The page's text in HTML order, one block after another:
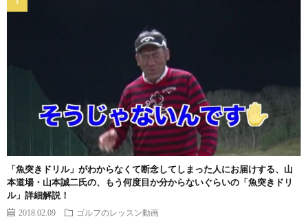
「魚突きドリル」がわからなくて断念してしまった人にお届けする、山
本道場・山本誠二氏の、もう何度目か分からないぐらいの「魚突きドリ
ル」詳細解説！
2018.02.09 ゴルフのレッスン動画